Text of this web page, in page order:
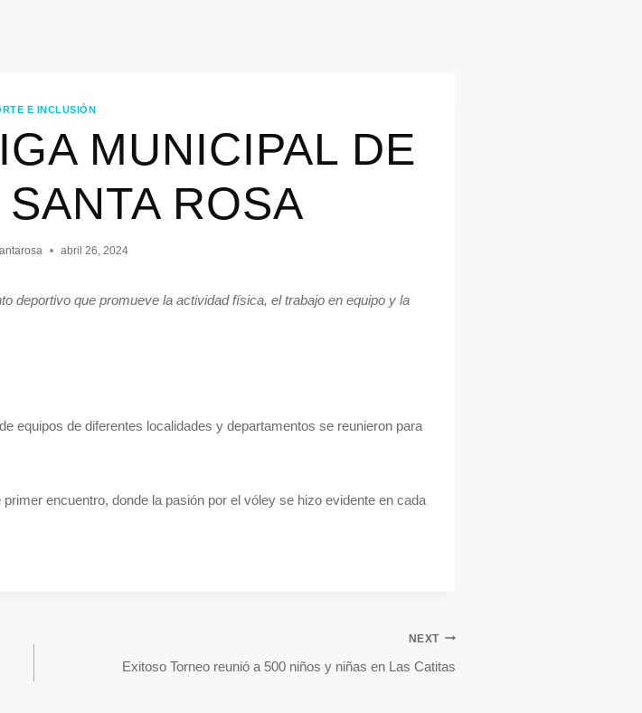
E INCLUSIÓN
MUNICIPAL DE
ROSA
abril 26, 2024
deportivo que promueve la actividad física, el trabajo en equipo y la
equipos de diferentes localidades y departamentos se reunieron para
encuentro, donde la pasión por el vóley se hizo evidente en cada
NEXT
Exitoso Torneo reunió a 500 niños y niñas en Las Catitas